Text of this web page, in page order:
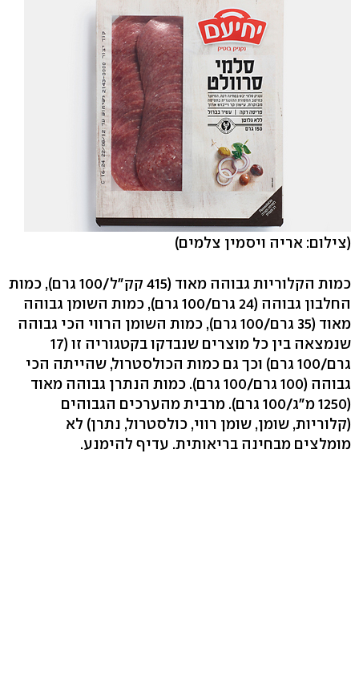
(צילום: אריה ויסמין צלמים)
כמות הקלוריות גבוהה מאוד (415 קק"ל/100 גרם), כמות
החלבון גבוהה (24 גרם/100 גרם), כמות השומן גבוהה
מאוד (35 גרם/100 גרם), כמות השומן הרווי הכי גבוהה
שנמצאה בין כל מוצרים שנבדקו בקטגוריה זו (17
גרם/100 גרם) וכך גם כמות הכולסטרול, שהייתה הכי
גבוהה (100 גרם/100 גרם). כמות הנתרן גבוהה מאוד
(1250 מ"ג/100 גרם). מרבית מהערכים הגבוהים
(קלוריות, שומן, שומן רווי, כולסטרול, נתרן) לא
מומלצים מבחינה בריאותית. עדיף להימנע.